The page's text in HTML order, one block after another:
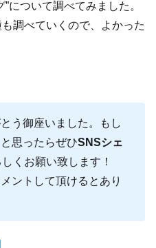
について調べてみました。
調べていくので、よかった
う御座いました。もし
思ったらぜひSNSシェ
くお願い致します！
ントして頂けるとあり